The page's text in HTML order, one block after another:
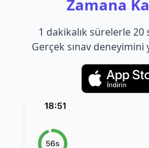
Zamana
1 dakikalık sürelerle
Gerçek sınav deneyimini